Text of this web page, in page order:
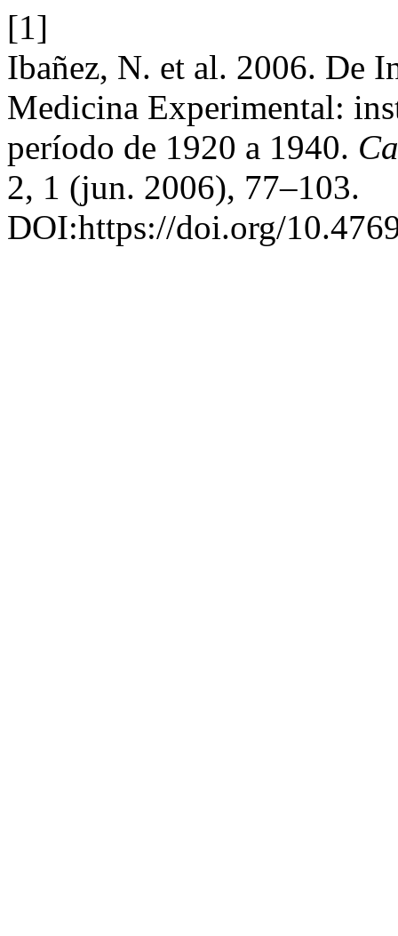
[1]
Ibañez, N. et al. 2006. De
Medicina Experimental:
período de 1920 a 1940.
2, 1 (jun. 2006), 77–103.
DOI:https://doi.org/